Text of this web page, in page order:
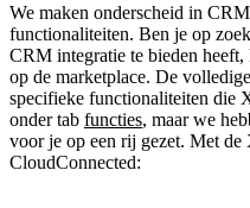
We maken onderscheid in
functionaliteiten. Ben je op
CRM integratie te bieden
op de marketplace. De
specifieke functionaliteiten die
onder tab functies, maar we
voor je op een rij gezet. Met
CloudConnected: